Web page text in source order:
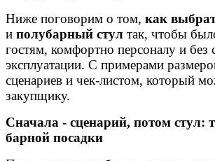
Ниже поговорим о том, как
и полубарный стул так, чтобы
гостям, комфортно персоналу и без
эксплуатации. С примерами
сценариев и чек-листом, который
закупщику.
Сначала - сценарий, потом стул:
барной посадки